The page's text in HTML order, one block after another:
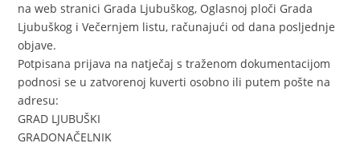
na web stranici Grada Ljubuškog, Oglasnoj ploči Grada
Ljubuškog i Večernjem listu, računajući od dana posljednje
objave.
Potpisana prijava na natječaj s traženom dokumentacijom
podnosi se u zatvorenoj kuverti osobno ili putem pošte na
adresu:
GRAD LJUBUŠKI
GRADONAČELNIK